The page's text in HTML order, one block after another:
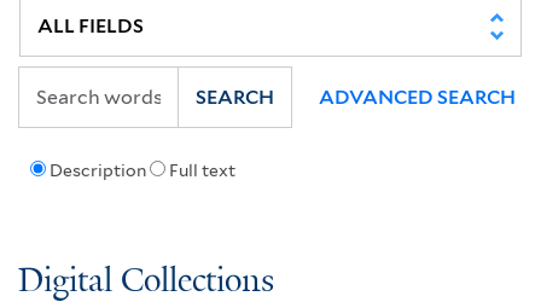
Description Full text
SEARCH ADVANCED SEARCH
Digital Collections